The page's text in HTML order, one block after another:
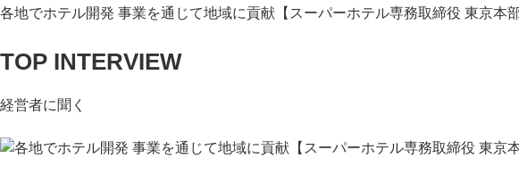
各地でホテル開発 事業を通じて地域に貢献【スーパーホテル専務取締役 東京本
TOP INTERVIEW
経営者に聞く